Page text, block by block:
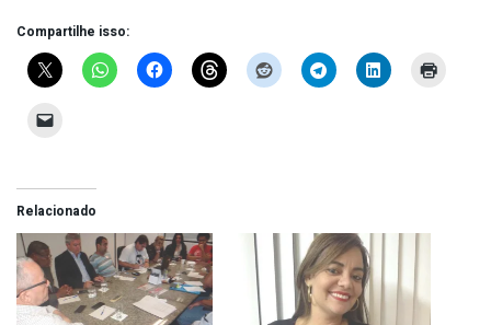
Compartilhe isso:
Relacionado